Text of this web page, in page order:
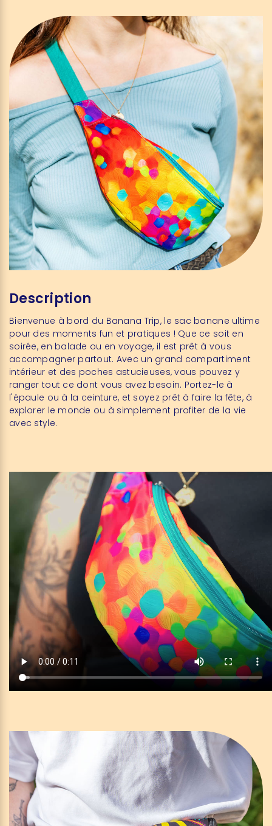
Description
Bienvenue à bord du Banana Trip, le sac banane ultime
pour des moments fun et pratiques ! Que ce soit en
soirée, en balade ou en voyage, il est prêt à vous
accompagner partout. Avec un grand compartiment
intérieur et des poches astucieuses, vous pouvez y
ranger tout ce dont vous avez besoin. Portez-le à
l'épaule ou à la ceinture, et soyez prêt à faire la fête, à
explorer le monde ou à simplement profiter de la vie
avec style.